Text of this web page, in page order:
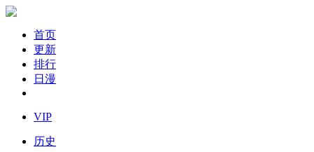
首页
更新
排行
日漫
VIP
历史